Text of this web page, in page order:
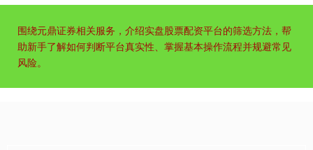
围绕元鼎证券相关服务，介绍实盘股票配资平台的筛选方法，帮
助新手了解如何判断平台真实性、掌握基本操作流程并规避常见
风险。
北证50 1134.24 +11.37 +1.01%